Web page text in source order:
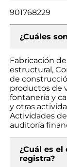
901768229
¿Cuáles
Fabricación
estructural,
de
productos de
fontanería y
y otras
Actividades
auditoría
¿Cuál es
registra?